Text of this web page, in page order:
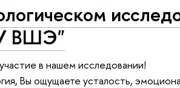
ВШЭ"
в нашем исследовании!
Вы ощущаете усталость,